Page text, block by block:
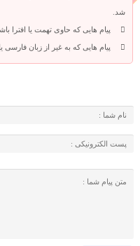
شد.
پیام هایی که حاوی تهمت یا افترا
پیام هایی که به غیر از زبان